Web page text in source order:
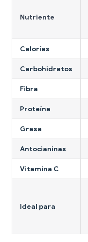
Nutriente
Calorías
Carbohidratos
Fibra
Proteína
Grasa
Antocianinas
Vitamina C
Ideal para